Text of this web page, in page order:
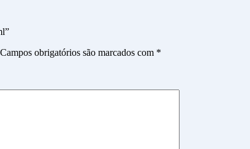
Campos obrigatórios são marcados com *